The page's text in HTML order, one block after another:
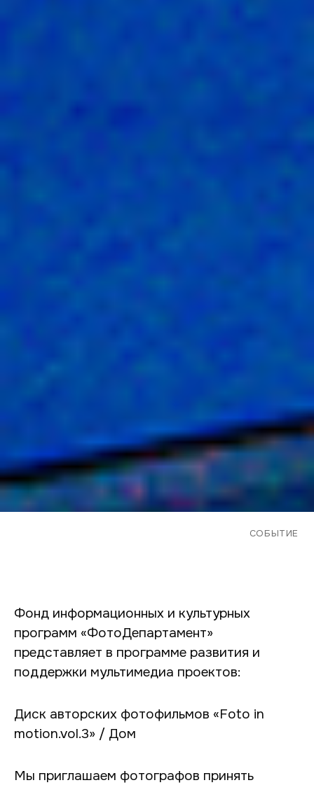
СОБЫТИЕ
Фонд информационных и культурных
программ «ФотоДепартамент»
представляет в программе развития и
поддержки мультимедиа проектов:
Диск авторских фотофильмов «Foto in
motion.vol.3» / Дом
Мы приглашаем фотографов принять